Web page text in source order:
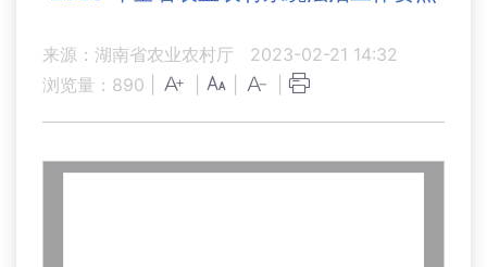
来源：湖南省农业农村厅
2023-02-21 14:32
浏览量： 890